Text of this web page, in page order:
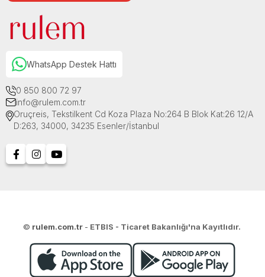
WhatsApp Destek Hattı
0 850 800 72 97
info@rulem.com.tr
Oruçreis, Tekstilkent Cd Koza Plaza No:264 B Blok Kat:26 12/A
D:263, 34000, 34235 Esenler/İstanbul
© rulem.com.tr - ETBIS - Ticaret Bakanlığı'na Kayıtlıdır.